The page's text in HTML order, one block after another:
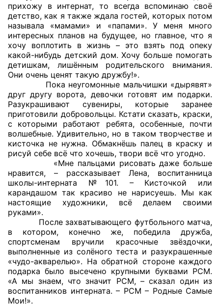
Аппарат ОП КО
УСТАВ ГКУ “АППАРАТ ОП КО”
Доходы руководителя за 2024 г.
прихожу в интернат, то всегда вспоминаю своё
детство, как я также ждала гостей, которых потом
называла «мамами» и «папами». У меня много
интересных планов на будущее, но главное, что я
хочу воплотить в жизнь – это взять под опеку
какой-нибудь детский дом. Хочу больше помогать
детишкам, лишённым родительского внимания.
Они очень ценят такую дружбу!».
Пока неугомонные мальчишки «дырявят»
друг другу ворота, девочки готовят им подарки.
Разукрашивают сувениры, которые заранее
приготовили добровольцы. Кстати сказать, краски,
с которыми работают ребята, особенные, почти
волшебные. Удивительно, но в таком творчестве и
кисточка не нужна. Обмакнёшь палец в краску и
рисуй себе всё что хочешь, твори всё что угодно.
«Мне пальцами рисовать даже больше
нравится, – рассказывает Лена, воспитанница
школы-интерната №101. – Кисточкой или
карандашом так красиво не нарисуешь. Мы как
настоящие художники, всё делаем своими
руками».
После захватывающего футбольного матча,
в котором, конечно же, победила дружба,
спортсменам вручили красочные звёздочки,
выполненные из солёного теста и разукрашенные
«чудо-акварелью». На обратной стороне каждого
подарка было высечено крупными буквами РСМ.
«А мы знаем, что значит РСМ, – сказал один из
воспитанников интерната. – РСМ – Родные Самые
Мои!».